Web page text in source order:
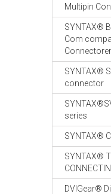
Multipin
SYNTAX®
Com
SYNTAX®
connector
series
SYNTAX®
SYNTAX®
DVIGear®